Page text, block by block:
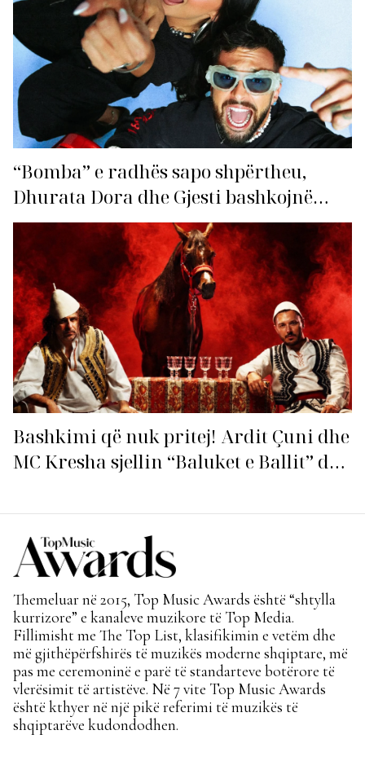
“Bomba” e radhës sapo shpërtheu,
Dhurata Dora dhe Gjesti bashkojnë
fuqitë me “Gasolina”!
Bashkimi që nuk pritej! Ardit Çuni dhe
MC Kresha sjellin “Baluket e Ballit” dhe
Themeluar në 2015, Top Music Awards është “shtylla
kurrizore” e kanaleve muzikore të Top Media.
Fillimisht me The Top List, klasifikimin e vetëm dhe
më gjithëpërfshirës të muzikës moderne shqiptare, më
pas me ceremoninë e parë të standarteve botërore të
vlerësimit të artistëve. Në 7 vite Top Music Awards
është kthyer në një pikë referimi të muzikës të
shqiptarëve kudondodhen.